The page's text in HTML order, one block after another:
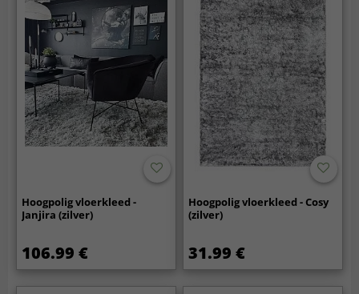
Hoogpolig vloerkleed -
Janjira (zilver)
106.99 €
Hoogpolig vloerkleed - Cosy
(zilver)
31.99 €